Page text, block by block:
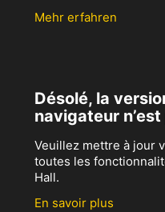
Mehr erfahren
Désolé, la
navigateur
Veuillez mettre à jour
toutes les
Hall.
En savoir plus